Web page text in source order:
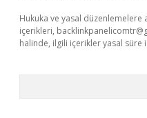
Hukuka ve yasal düzenlemelere
içerikleri,
halinde, ilgili içerikler yasal süre